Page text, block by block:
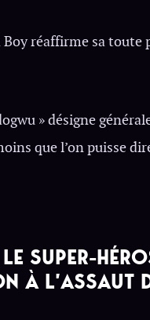
réaffirme sa toute
» désigne
que l’on puisse
SUPER-
À L’ASSAUT